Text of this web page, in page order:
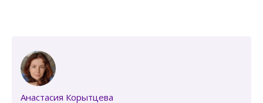
Анастасия Корытцева